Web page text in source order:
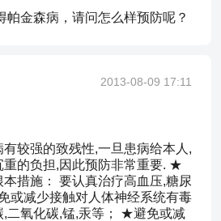
帕金森病，请问怎么样预防呢？
2013-08-09 17:11
较强的致残性,一旦患病给本人,
重的负担,因此预防非常重要. ★
措施： 要认真治疗高血压,糖尿
或减少接触对人体神经系统有毒
,二氧化碳,锰,汞等； ★避免或减